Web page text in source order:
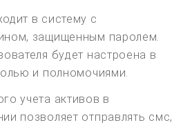
в систему с
защищенным паролем.
будет настроена в
и полномочиями.
учета активов в
позволяет отправлять смс,